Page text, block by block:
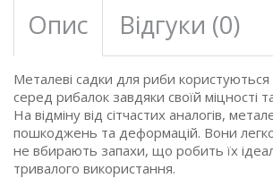
Опис Відгуки (0)
Металеві садки для риби користуються
серед рибалок завдяки своїй міцності
На відміну від сітчастих аналогів,
пошкоджень та деформацій. Вони
не вбирають запахи, що робить їх
тривалого використання.